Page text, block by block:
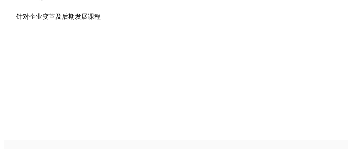
针对企业变革及后期发展课程